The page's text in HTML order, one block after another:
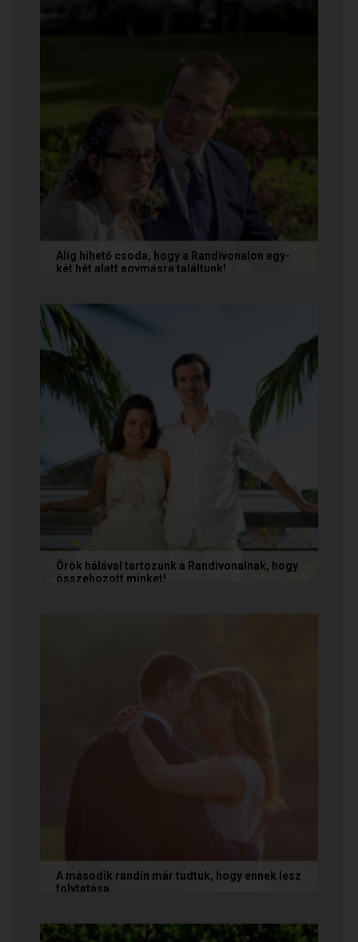
Alig hihető csoda, hogy a Randivonalon egy-
két hét alatt egymásra találtunk!
választották, hanem a szerelmet, amely minden
akadály legyőzésével egyre erősebbé...
Örök hálával tartozunk a Randivonalnak, hogy
összehozott minket!
A második randin már tudtuk, hogy ennek lesz
folytatása...
nekünk, akik a Randivonal oldalán találták meg
egymást. Sok boldogságot...